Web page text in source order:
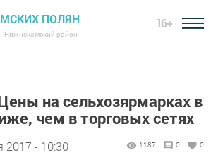
ПОЛЯН
Нижнекамский район
16+
на сельхозярмарках в
чем в торговых сетях
2017 - 10:30 1187 0 0